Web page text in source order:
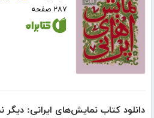
۲۸۷ صفحه
دانلود کتاب نمایش‌های ایرانی: